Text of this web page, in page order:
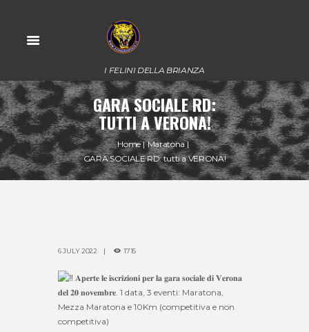
I FELINI DELLA BRIANZA
GARA SOCIALE RD:
TUTTI A VERONA!
Home
Maratona
GARA SOCIALE RD: tutti a VERONA!
6 JULY 2022 1715
𝐀𝐩𝐞𝐫𝐭𝐞 𝐥𝐞 𝐢𝐬𝐜𝐫𝐢𝐳𝐢𝐨𝐧𝐢 𝐩𝐞𝐫 𝐥𝐚 𝐠𝐚𝐫𝐚 𝐬𝐨𝐜𝐢𝐚𝐥𝐞 𝐝𝐢 𝐕𝐞𝐫𝐨𝐧𝐚
𝐝𝐞𝐥 𝟐𝟎 𝐧𝐨𝐯𝐞𝐦𝐛𝐫𝐞. 1 data, 3 eventi: Maratona,
Mezza Maratona e 10Km (competitiva e non
competitiva)